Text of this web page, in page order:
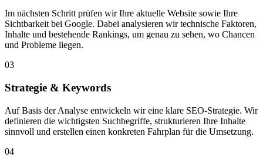
Im nächsten Schritt prüfen wir Ihre aktuelle Website sowie Ihre
Sichtbarkeit bei Google. Dabei analysieren wir technische Faktoren,
Inhalte und bestehende Rankings, um genau zu sehen, wo Chancen
und Probleme liegen.
03
Strategie & Keywords
Auf Basis der Analyse entwickeln wir eine klare SEO-Strategie. Wir
definieren die wichtigsten Suchbegriffe, strukturieren Ihre Inhalte
sinnvoll und erstellen einen konkreten Fahrplan für die Umsetzung.
04